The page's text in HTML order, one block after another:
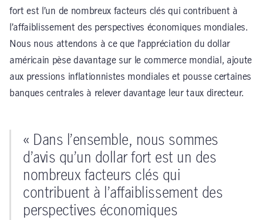
fort est l’un de nombreux facteurs clés qui contribuent à
l’affaiblissement des perspectives économiques mondiales.
Nous nous attendons à ce que l’appréciation du dollar
américain pèse davantage sur le commerce mondial, ajoute
aux pressions inflationnistes mondiales et pousse certaines
banques centrales à relever davantage leur taux directeur.
« Dans l’ensemble, nous sommes
d’avis qu’un dollar fort est un des
nombreux facteurs clés qui
contribuent à l’affaiblissement des
perspectives économiques